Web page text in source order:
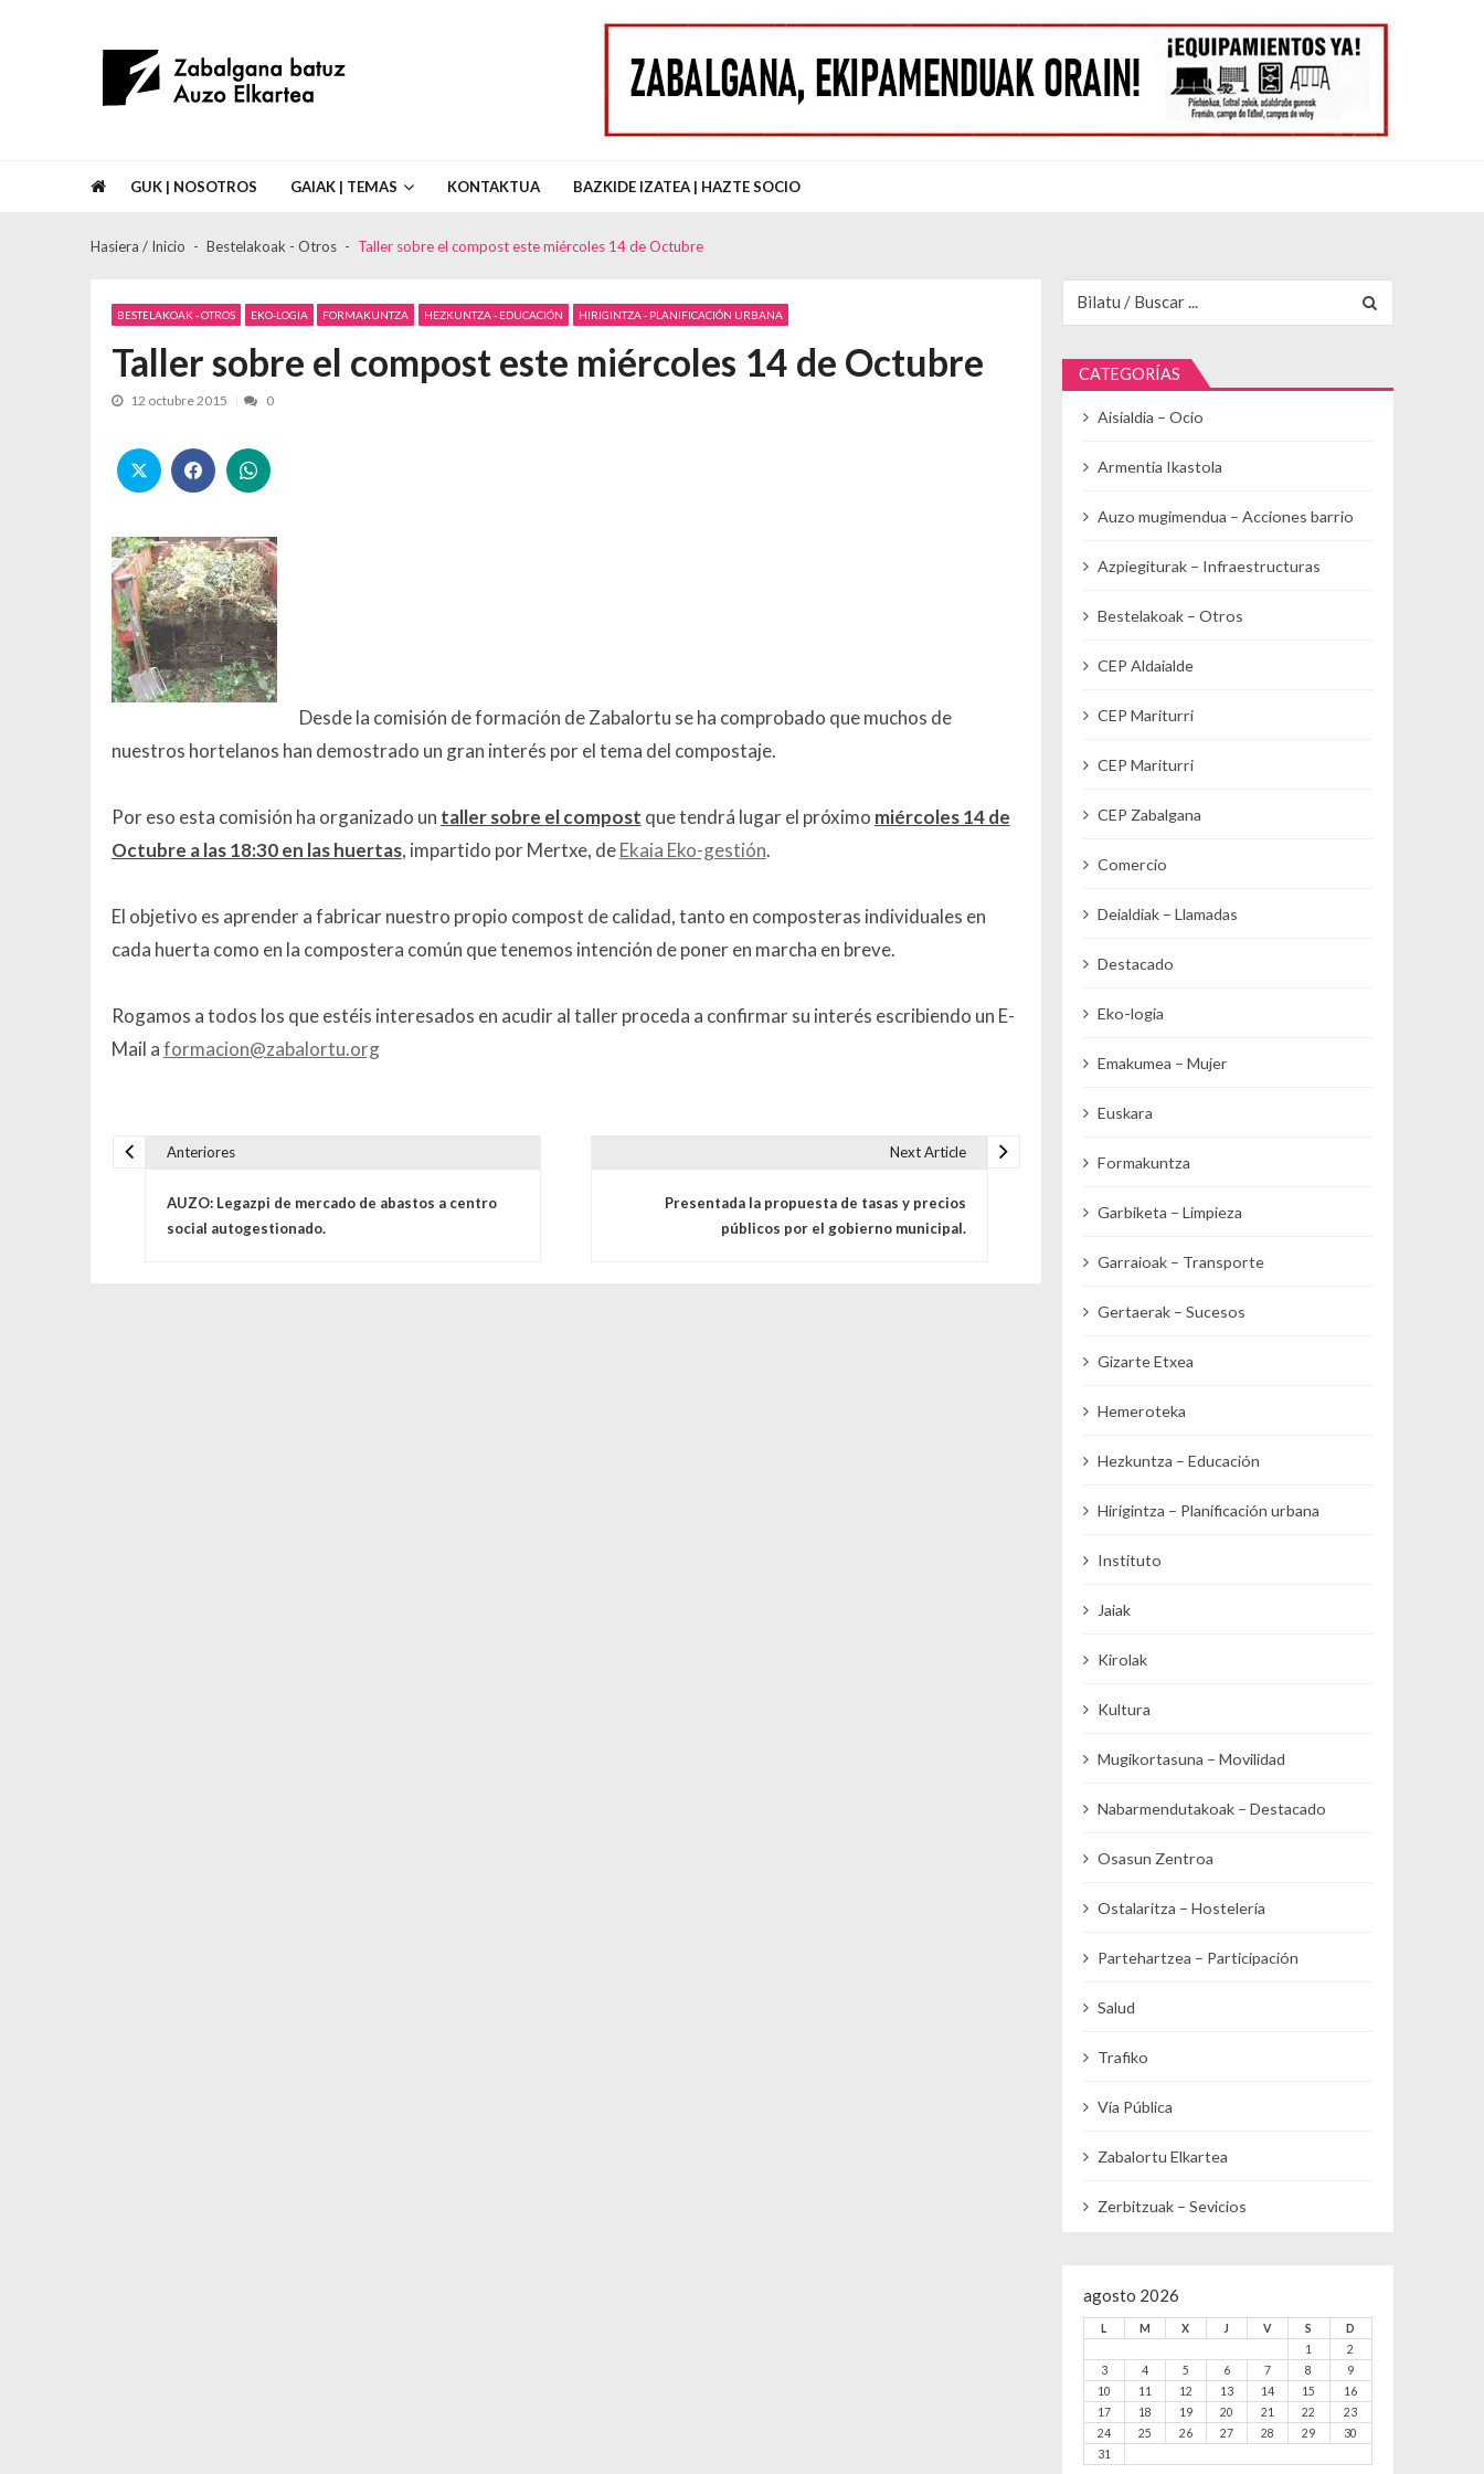
Asociación de Vecinos Zabalgana Batuz Auzo Elkartea
GUK | NOSOTROS GAIAK | TEMAS KONTAKTUA BAZKIDE IZATEA | HAZTE SOCIO
Hasiera / Inicio Bestelakoak - Otros Taller sobre el compost este miércoles 14 de Octubre
BESTELAKOAK - OTROS EKO-LOGIA FORMAKUNTZA HEZKUNTZA - EDUCACIÓN HIRIGINTZA - PLANIFICACIÓN URBANA
Taller sobre el compost este miércoles 14 de Octubre
12 octubre 2015 0
Desde la comisión de formación de Zabalortu se ha comprobado que muchos de
nuestros hortelanos han demostrado un gran interés por el tema del compostaje.
Por eso esta comisión ha organizado un taller sobre el compost que tendrá lugar el próximo miércoles 14 de
Octubre a las 18:30 en las huertas, impartido por Mertxe, deEkaia Eko-gestión.
El objetivo es aprender a fabricar nuestro propio compost de calidad, tanto en composteras individuales en
cada huerta como en la compostera común que tenemos intención de poner en marcha en breve.
Rogamos a todos los que estéis interesados en acudir al taller proceda a confirmar su interés escribiendo un E-
Mail aformacion@zabalortu.org
Anteriores
AUZO: Legazpi de mercado de abastos a centro
social autogestionado.
Next Article
Presentada la propuesta de tasas y precios
públicos por el gobierno municipal.
CATEGORÍAS
Aisialdia – Ocio
Armentia Ikastola
Auzo mugimendua – Acciones barrio
Azpiegiturak – Infraestructuras
Bestelakoak – Otros
CEP Aldaialde
CEP Mariturri
CEP Mariturri
CEP Zabalgana
Comercio
Deialdiak – Llamadas
Destacado
Eko-logia
Emakumea – Mujer
Euskara
Formakuntza
Garbiketa – Limpieza
Garraioak – Transporte
Gertaerak – Sucesos
Gizarte Etxea
Hemeroteka
Hezkuntza – Educación
Hirigintza – Planificación urbana
Instituto
Jaiak
Kirolak
Kultura
Mugikortasuna – Movilidad
Nabarmendutakoak – Destacado
Osasun Zentroa
Ostalaritza – Hostelería
Partehartzea – Participación
Salud
Trafiko
Vía Pública
Zabalortu Elkartea
Zerbitzuak – Sevicios
agosto 2026
L M X J V S
D
1
2
3
4 5 6 7 8
9
10
11 12 13 14 15
16
17
18 19 20 21 22
23
24
25 26 27 28 29
30
31